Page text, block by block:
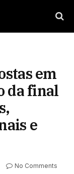
em
da final
e
No Comments